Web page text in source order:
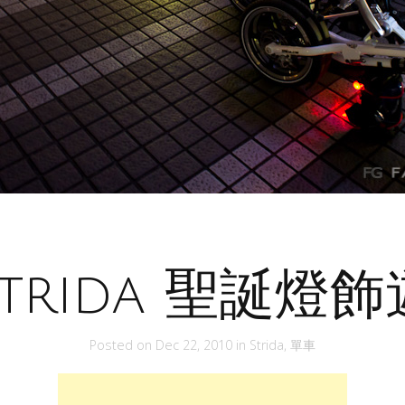
聖誕燈飾
Posted on Dec 22, 2010 in Strida, 單車